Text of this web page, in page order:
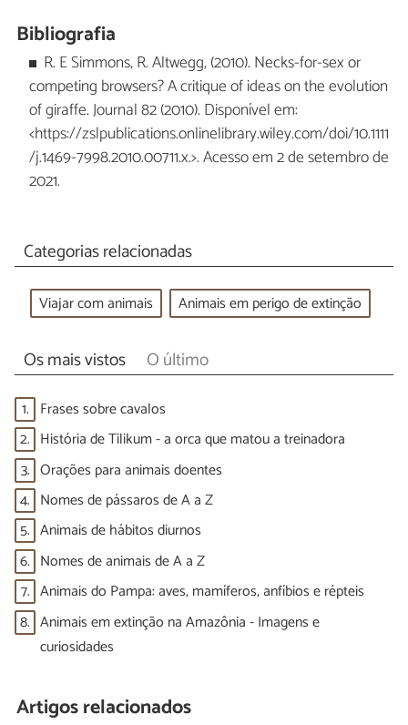
Bibliografia
R. E Simmons, R. Altwegg, (2010). Necks-for-sex or
competing browsers? A critique of ideas on the evolution
of giraffe. Journal 82 (2010). Disponível em:
<https://zslpublications.onlinelibrary.wiley.com/doi/10.1111
/j.1469-7998.2010.00711.x.>. Acesso em 2 de setembro de
2021.
Categorias relacionadas
Viajar com animais Animais em perigo de extinção
Os mais vistos O último
1. Frases sobre cavalos
2. História de Tilikum - a orca que matou a treinadora
3. Orações para animais doentes
4. Nomes de pássaros de A a Z
5. Animais de hábitos diurnos
6. Nomes de animais de A a Z
7. Animais do Pampa: aves, mamíferos, anfíbios e répteis
8. Animais em extinção na Amazônia - Imagens e
curiosidades
Artigos relacionados